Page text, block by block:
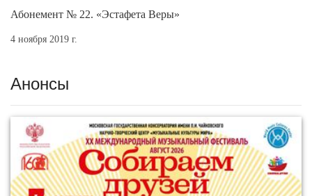
Абонемент № 22. «Эстафета Веры»
4 ноября 2019 г.
Анонсы